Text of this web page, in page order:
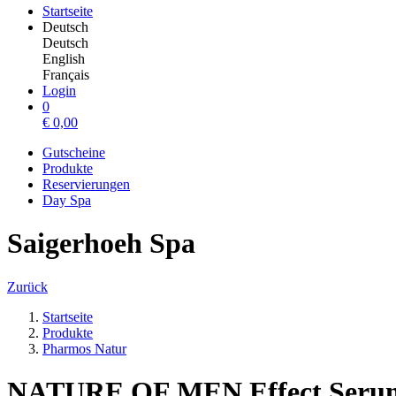
Startseite
Deutsch
Deutsch
English
Français
Login
0
€ 0,00
Gutscheine
Produkte
Reservierungen
Day Spa
Saigerhoeh Spa
Zurück
Startseite
Produkte
Pharmos Natur